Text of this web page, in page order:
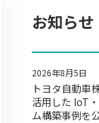
お知らせ
2026年8月5日
トヨタ自動車
活用した IoT
ム構築事例を